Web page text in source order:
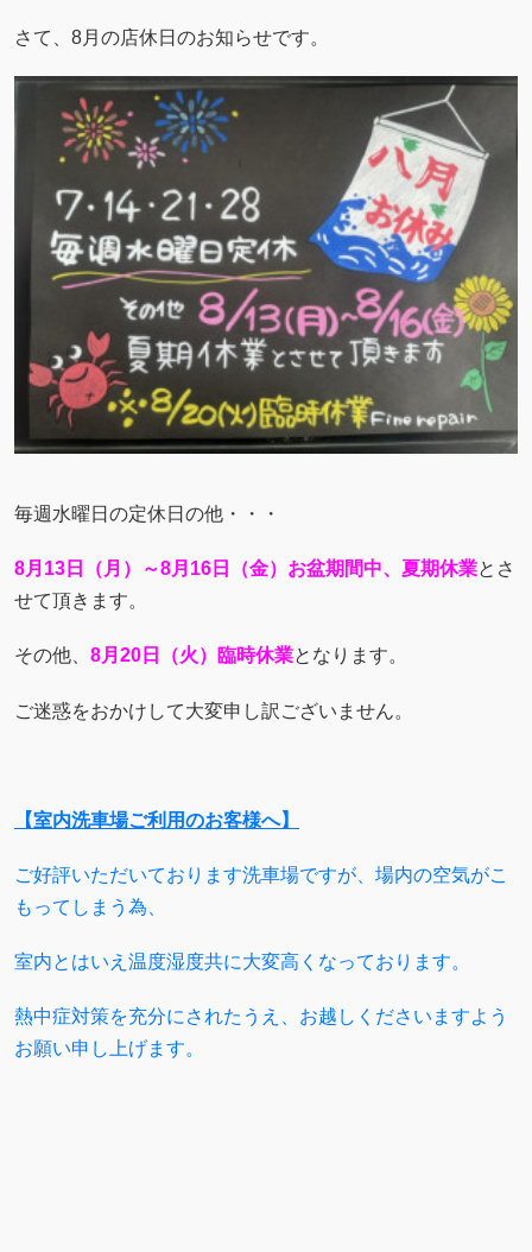
さて、8月の店休日のお知らせです。
毎週水曜日の定休日の他・・・
8月13日（月）～8月16日（金）お盆期間中、夏期休業とさ
せて頂きます。
その他、 8月20日（火）臨時休業となります。
ご迷惑をおかけして大変申し訳ございません。
【室内洗車場ご利用のお客様へ】
ご好評いただいております洗車場ですが、場内の空気がこ
もってしまう為、
室内とはいえ温度湿度共に大変高くなっております。
熱中症対策を充分にされたうえ、お越しくださいますよう
お願い申し上げます。